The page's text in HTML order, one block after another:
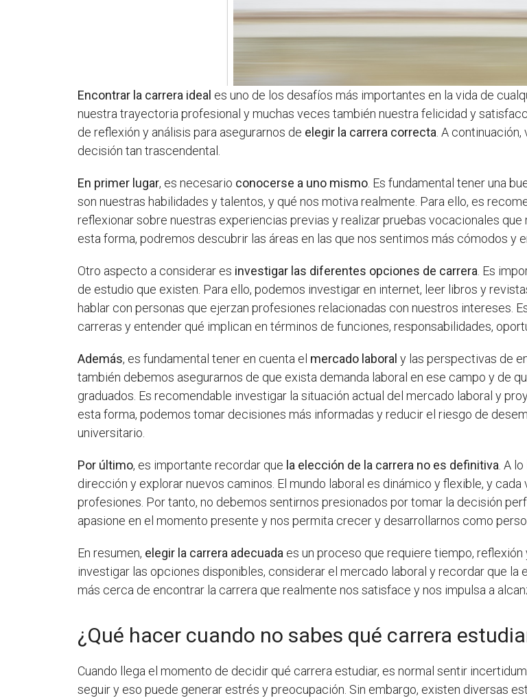
Encontrar la carrera ideal es uno de los desafíos más importantes en la vida de
nuestra trayectoria profesional y muchas veces también nuestra felicidad y
de reflexión y análisis para asegurarnos de elegir la carrera correcta. A
decisión tan trascendental.
En primer lugar, es necesario conocerse a uno mismo. Es fundamental tener una
son nuestras habilidades y talentos, y qué nos motiva realmente. Para ello, es
reflexionar sobre nuestras experiencias previas y realizar pruebas vocacionales
esta forma, podremos descubrir las áreas en las que nos sentimos más cómodos y
Otro aspecto a considerar es investigar las diferentes opciones de carrera. Es
de estudio que existen. Para ello, podemos investigar en internet, leer libros y
hablar con personas que ejerzan profesiones relacionadas con nuestros intereses.
carreras y entender qué implican en términos de funciones, responsabilidades,
Además, es fundamental tener en cuenta el mercado laboral y las perspectivas de
también debemos asegurarnos de que exista demanda laboral en ese campo y de
graduados. Es recomendable investigar la situación actual del mercado laboral y
esta forma, podemos tomar decisiones más informadas y reducir el riesgo de
universitario.
Por último, es importante recordar que la elección de la carrera no es definitiva. A
dirección y explorar nuevos caminos. El mundo laboral es dinámico y flexible, y
profesiones. Por tanto, no debemos sentirnos presionados por tomar la decisión
apasione en el momento presente y nos permita crecer y desarrollarnos como
En resumen, elegir la carrera adecuada es un proceso que requiere tiempo,
investigar las opciones disponibles, considerar el mercado laboral y recordar que
más cerca de encontrar la carrera que realmente nos satisface y nos impulsa a
¿Qué hacer cuando no sabes qué carrera
Cuando llega el momento de decidir qué carrera estudiar, es normal sentir
seguir y eso puede generar estrés y preocupación. Sin embargo, existen diversas